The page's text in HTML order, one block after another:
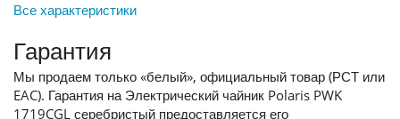
Все характеристики
Гарантия
Мы продаем только «белый», официальный товар (РСТ или
EAC). Гарантия на Электрический чайник Polaris PWK
1719CGL серебристый предоставляется его